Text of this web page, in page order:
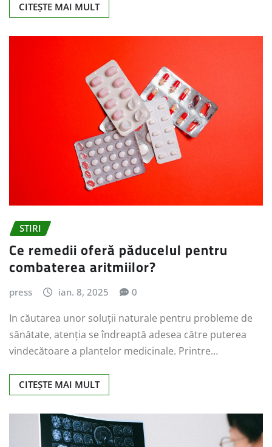
CITEȘTE MAI MULT
STIRI
Ce remedii oferă păducelul pentru
combaterea aritmiilor?
press ian. 8, 2025 0
In căutarea unor soluții naturale pentru probleme de
sănătate, atenția se îndreaptă adesea către puterea
vindecătoare a plantelor medicinale. Printre…
CITEȘTE MAI MULT